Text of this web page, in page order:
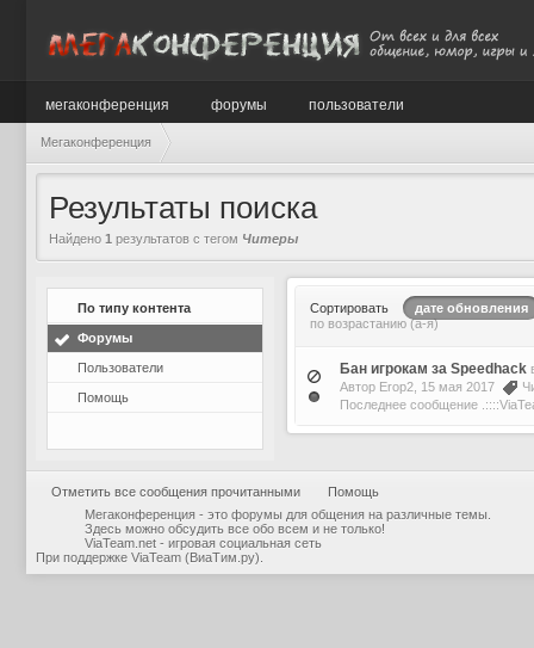
мегаконференция форумы пользователи
Мегаконференция
Результаты поиска
Найдено 1 результатов с тегом Читеры
По типу контента
Форумы
Пользователи
Помощь
Сортировать
дате обновления
по возрастанию (а-я)
Бaн игрокaм зa Speedhack
Автор Erop2 , 15 мая 2017
Последнее сообщение
Отметить все сообщения прочитанными
Помощь
Мегаконференция - это форумы для общения на различные темы.
Здесь можно обсудить все обо всем и не только!
ViaTeam.net - игровая социальная сеть
При поддержке ViaTeam (ВиаТим.ру)